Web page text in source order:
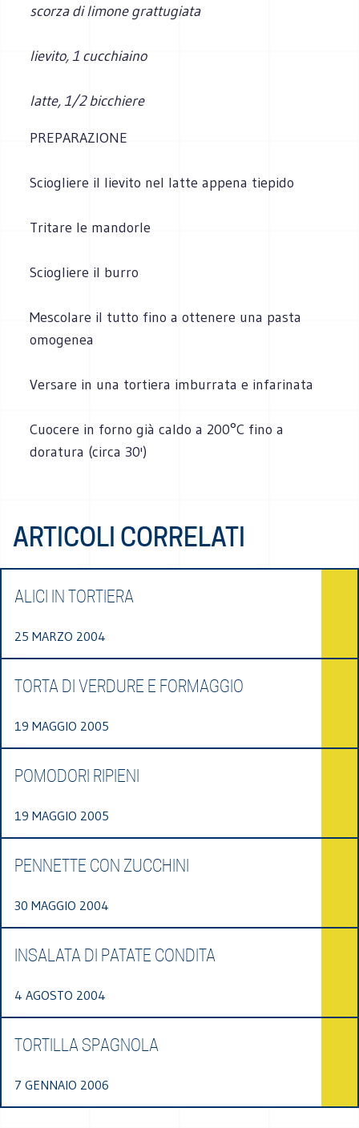
scorza di limone grattugiata
lievito, 1 cucchiaino
latte, 1/2 bicchiere
PREPARAZIONE
Sciogliere il lievito nel latte appena tiepido
Tritare le mandorle
Sciogliere il burro
Mescolare il tutto fino a ottenere una pasta
omogenea
Versare in una tortiera imburrata e infarinata
Cuocere in forno già caldo a 200°C fino a
doratura (circa 30')
ARTICOLI CORRELATI
ALICI IN TORTIERA
25 MARZO 2004
TORTA DI VERDURE E FORMAGGIO
19 MAGGIO 2005
POMODORI RIPIENI
19 MAGGIO 2005
PENNETTE CON ZUCCHINI
30 MAGGIO 2004
INSALATA DI PATATE CONDITA
4 AGOSTO 2004
TORTILLA SPAGNOLA
7 GENNAIO 2006